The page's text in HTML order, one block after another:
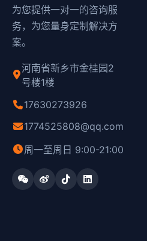
为您提供一对一的咨询服
务，为您量身定制解决方
案。
河南省新乡市金桂园2
号楼1楼
17630273926
1774525808@qq.com
周一至周日 9:00-21:00